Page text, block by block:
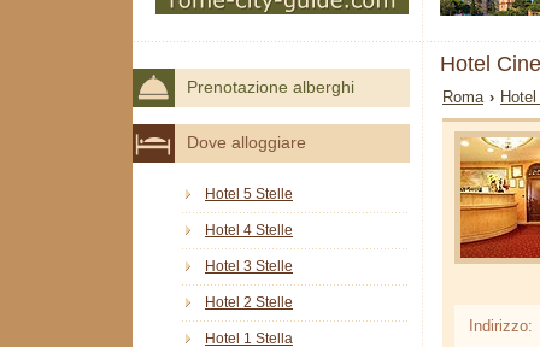
Hotel
Roma ›
Indirizzo:
Prenotazione alberghi
Dove alloggiare
Hotel 5 Stelle
Hotel 4 Stelle
Hotel 3 Stelle
Hotel 2 Stelle
Hotel 1 Stella